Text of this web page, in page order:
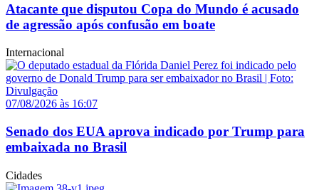
Atacante que disputou Copa do Mundo é acusado
de agressão após confusão em boate
Internacional
07/08/2026 às 16:07
Senado dos EUA aprova indicado por Trump para
embaixada no Brasil
Cidades